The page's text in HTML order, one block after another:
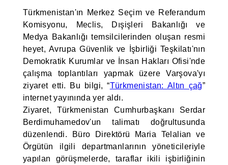
Türkmenistan'ın Merkez Seçim ve Referandum
Komisyonu, Meclis, Dışişleri Bakanlığı ve
Medya Bakanlığı temsilcilerinden oluşan resmi
heyet, Avrupa Güvenlik ve İşbirliği Teşkilatı'nın
Demokratik Kurumlar ve İnsan Hakları Ofisi'nde
çalışma toplantıları yapmak üzere Varşova'yı
ziyaret etti. Bu bilgi, “Türkmenistan: Altın çağ”
internet yayınında yer aldı.
Ziyaret, Türkmenistan Cumhurbaşkanı Serdar
Berdimuhamedov'un talimatı doğrultusunda
düzenlendi. Büro Direktörü Maria Telalian ve
Örgütün ilgili departmanlarının yöneticileriyle
yapılan görüşmelerde, taraflar ikili işbirliğinin